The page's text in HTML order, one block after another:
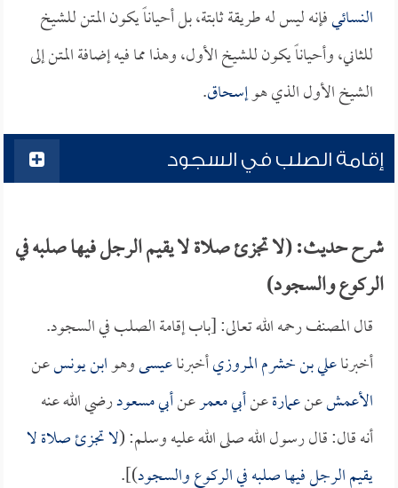
النسائيفإنه ليس له طريقة ثابتة، بل أحياناً يكون المتن للشيخ
للثاني، وأحياناً يكون للشيخ الأول، وهذا مما فيه إضافة المتن إلى
الشيخ الأول الذي هوإسحاق.
إقامة الصلب في السجود
شرح حديث: (لا تجزئ صلاة لا يقيم الرجل فيها صلبه في
الركوع والسجود)
قال المصنف رحمه الله تعالى: [باب إقامة الصلب في السجود.
أخبرناعلي بن خشرم المروزيأخبرناعيسىوهوابن يونسعن
الأعمشعنعمارةعنأبي معمرعنأبي مسعودرضي الله عنه
أنه قال: قال رسول الله صلى الله عليه وسلم: (لا تجزئ صلاة لا
يقيم الرجل فيها صلبه في الركوع والسجود)].